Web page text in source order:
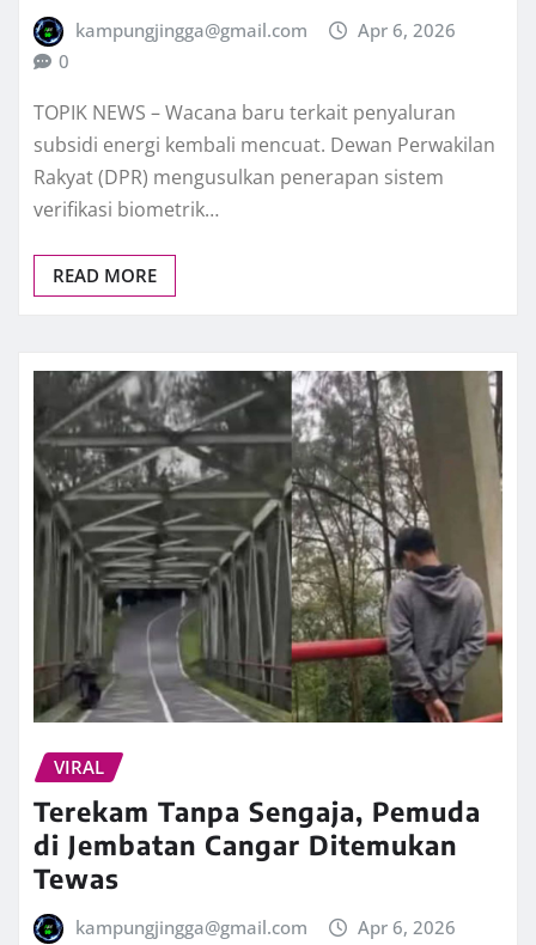
kampungjingga@gmail.com
Apr 6, 2026
0
TOPIK NEWS – Wacana baru terkait penyaluran
subsidi energi kembali mencuat. Dewan Perwakilan
Rakyat (DPR) mengusulkan penerapan sistem
verifikasi biometrik…
READ MORE
VIRAL
Terekam Tanpa Sengaja, Pemuda
di Jembatan Cangar Ditemukan
Tewas
kampungjingga@gmail.com
Apr 6, 2026